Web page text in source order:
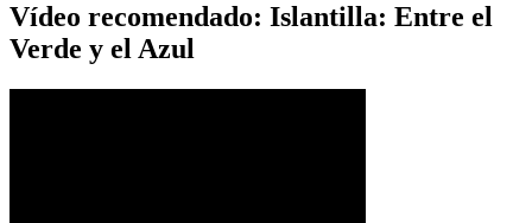
Vídeo recomendado: Islantilla: Entre el
Verde y el Azul